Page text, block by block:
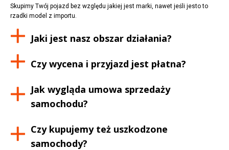
Skupimy Twój pojazd bez względu jakiej jest marki, nawet jeśli jesto to
rzadki model z importu.
Jaki jest nasz obszar działania?
Czy wycena i przyjazd jest płatna?
Jak wygląda umowa sprzedaży
samochodu?
Czy kupujemy też uszkodzone
samochody?